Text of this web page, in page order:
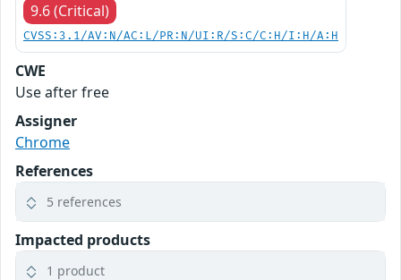
9.6 (Critical)
CVSS:3.1/AV:N/AC:L/PR:N/UI:R/S:C/C:H/I:H/A:H
CWE
Use after free
Assigner
Chrome
References
5 references
Impacted products
1 product